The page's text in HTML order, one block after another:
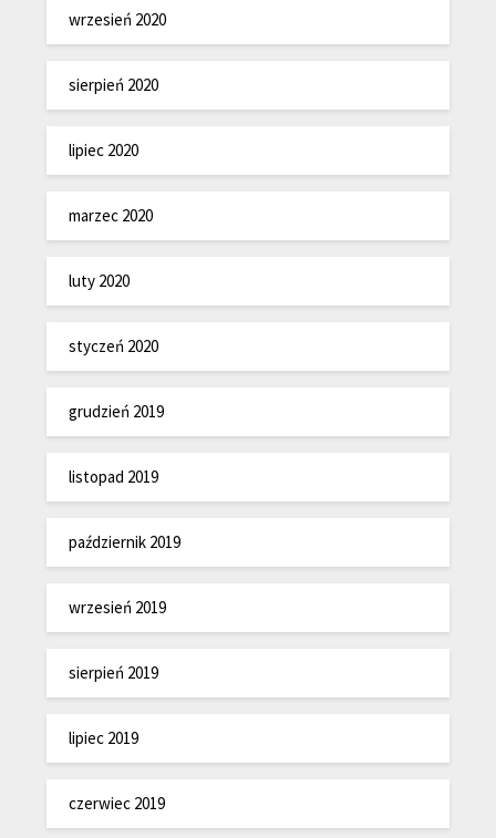
wrzesień 2020
sierpień 2020
lipiec 2020
marzec 2020
luty 2020
styczeń 2020
grudzień 2019
listopad 2019
październik 2019
wrzesień 2019
sierpień 2019
lipiec 2019
czerwiec 2019